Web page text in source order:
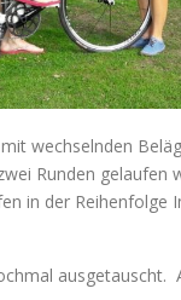
wechselnden
Runden gelaufen
in der Reihenfolge
ausgetauscht.